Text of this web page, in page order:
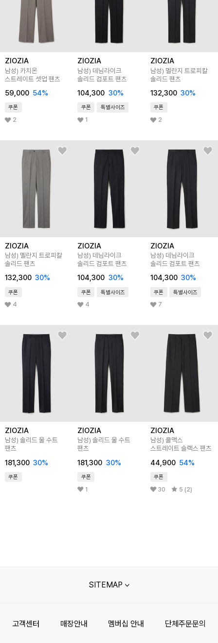
ZIOZIA
남성) 카치온
스트레이트 셋업 팬츠
59,000 54%
쿠폰
2
ZIOZIA
남성) 데님라이크
솔리드 컴포트 팬츠
104,300 30%
쿠폰 특별사이즈
1
ZIOZIA
남성) 멜란지 트로피칼
솔리드 팬츠
132,300 30%
쿠폰
2
ZIOZIA
남성) 멜란지 트로피칼
솔리드 팬츠
132,300 30%
쿠폰
4
ZIOZIA
남성) 데님라이크
솔리드 컴포트 팬츠
104,300 30%
쿠폰 특별사이즈
4
ZIOZIA
남성) 데님라이크
솔리드 컴포트 팬츠
104,300 30%
쿠폰 특별사이즈
7
ZIOZIA
남성) 솔리드 울 수트
팬츠
181,300 30%
쿠폰
ZIOZIA
남성) 솔리드 울 수트
팬츠
181,300 30%
쿠폰
1
ZIOZIA
남성) 쿨맥스
스트레이트 슬랙스 팬츠
44,900 54%
쿠폰
30 5 (2)
SITEMAP
고객센터 매장안내 멤버십 안내 단체주문문의